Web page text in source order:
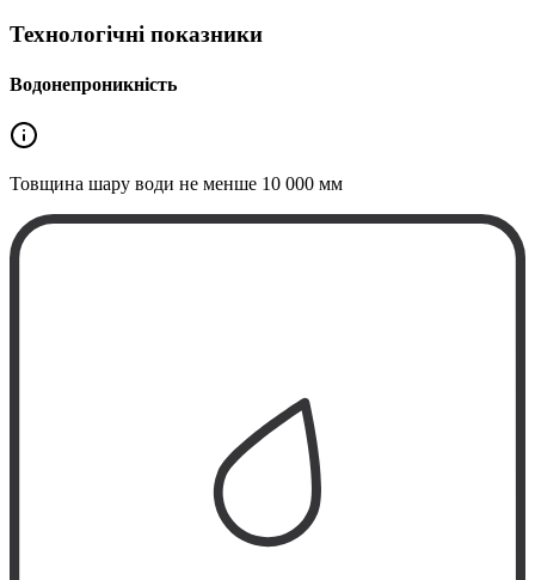
Технологічні показники
Водонепроникність
Товщина шару води не менше 10 000 мм